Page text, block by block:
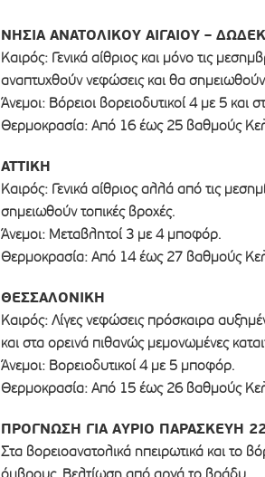
ΝΗΣΙΑ ΑΝΑΤΟΛΙΚΟΥ ΑΙΓΑΙΟΥ –
Καιρός: Γενικά αίθριος και μόνο τις
αναπτυχθούν νεφώσεις και θα σημειωθούν
Άνεμοι: Βόρειοι βορειοδυτικοί 4 με 5 και
Θερμοκρασία: Από 16 έως 25 βαθμούς
ΑΤΤΙΚΗ
Καιρός: Γενικά αίθριος αλλά από τις
σημειωθούν τοπικές βροχές.
Άνεμοι: Μεταβλητοί 3 με 4 μποφόρ.
Θερμοκρασία: Από 14 έως 27 βαθμούς
ΘΕΣΣΑΛΟΝΙΚΗ
Καιρός: Λίγες νεφώσεις πρόσκαιρα
και στα ορεινά πιθανώς μεμονωμένες
Άνεμοι: Βορειοδυτικοί 4 με 5 μποφόρ.
Θερμοκρασία: Από 15 έως 26 βαθμούς
ΠΡΟΓΝΩΣΗ ΓΙΑ ΑΥΡΙΟ ΠΑΡΑΣΚΕΥΗ
Στα βορειοανατολικά ηπειρωτικά και το